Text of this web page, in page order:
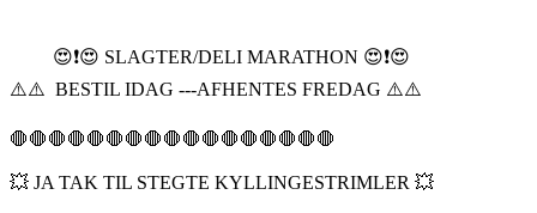
😍❗️😍 SLAGTER/DELI MARATHON 😍❗️😍
⚠️⚠️ BESTIL IDAG ---AFHENTES FREDAG ⚠️⚠️
🛑🛑🛑🛑🛑🛑🛑🛑🛑🛑🛑🛑🛑🛑🛑🛑🛑
💥 JA TAK TIL STEGTE KYLLINGESTRIMLER 💥